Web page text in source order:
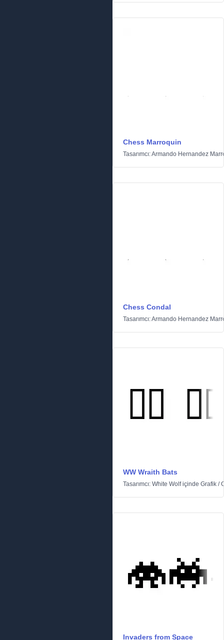
Chess Marroquin
Tasarımcı:Armando Hernandez
Chess Condal
Tasarımcı:Armando Hernandez
WW Wraith Bats
Tasarımcı: White Wolfiçinde Grafik /
Invaders from Space